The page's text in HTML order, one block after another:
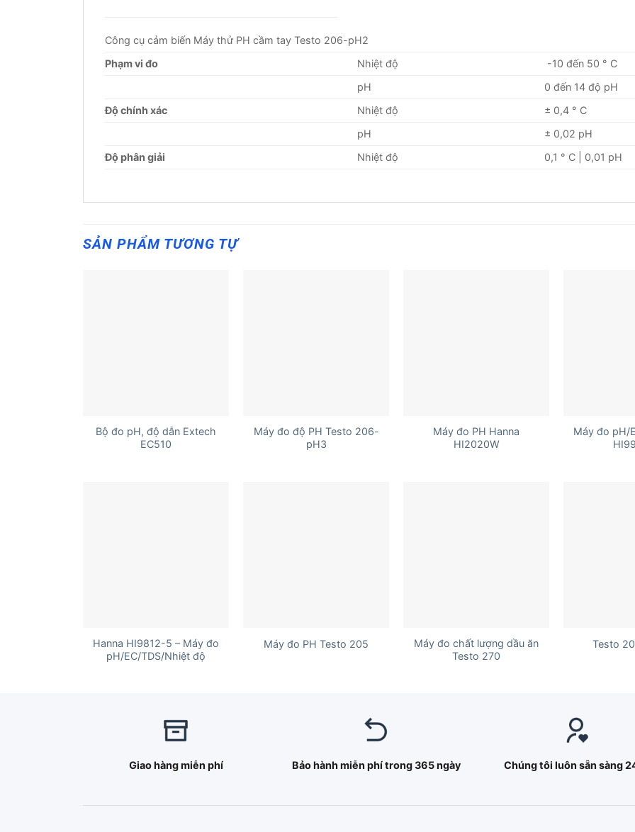
Công cụ cảm biến Máy thử PH cầm tay Testo 206-pH2
Phạm vi đo
Nhiệt độ
-10 đến 50 ° C
pH
0 đến 14 độ pH
Độ chính xác
Nhiệt độ
± 0,4 ° C
pH
± 0,02 pH
Độ phân giải
Nhiệt độ 0,1 ° C | 0,01 pH
SẢN PHẨM TƯƠNG TỰ
Bộ đo pH, độ dẫn Extech
EC510
Máy đo độ PH Testo 206-
pH3
Máy đo PH Hanna
HI2020W
Máy đo pH/
Hanna HI9812-5 – Máy đo
pH/EC/TDS/Nhiệt độ
Máy đo PH Testo 205
Máy đo chất lượng dầu ăn
Testo 270
Testo
Giao hàng miễn phí Bảo hành miễn phí trong 365 ngày Chúng tôi luôn sẵn sàng